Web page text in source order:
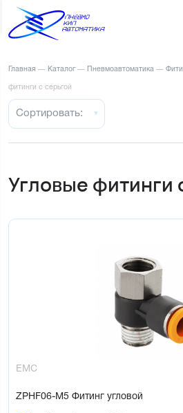
Главная — Каталог — Пневмоавтоматика —
фитинги с серьгой
Сортировать:
Угловые фитинги
EMC
ZPHF06-M5 Фитинг угловой